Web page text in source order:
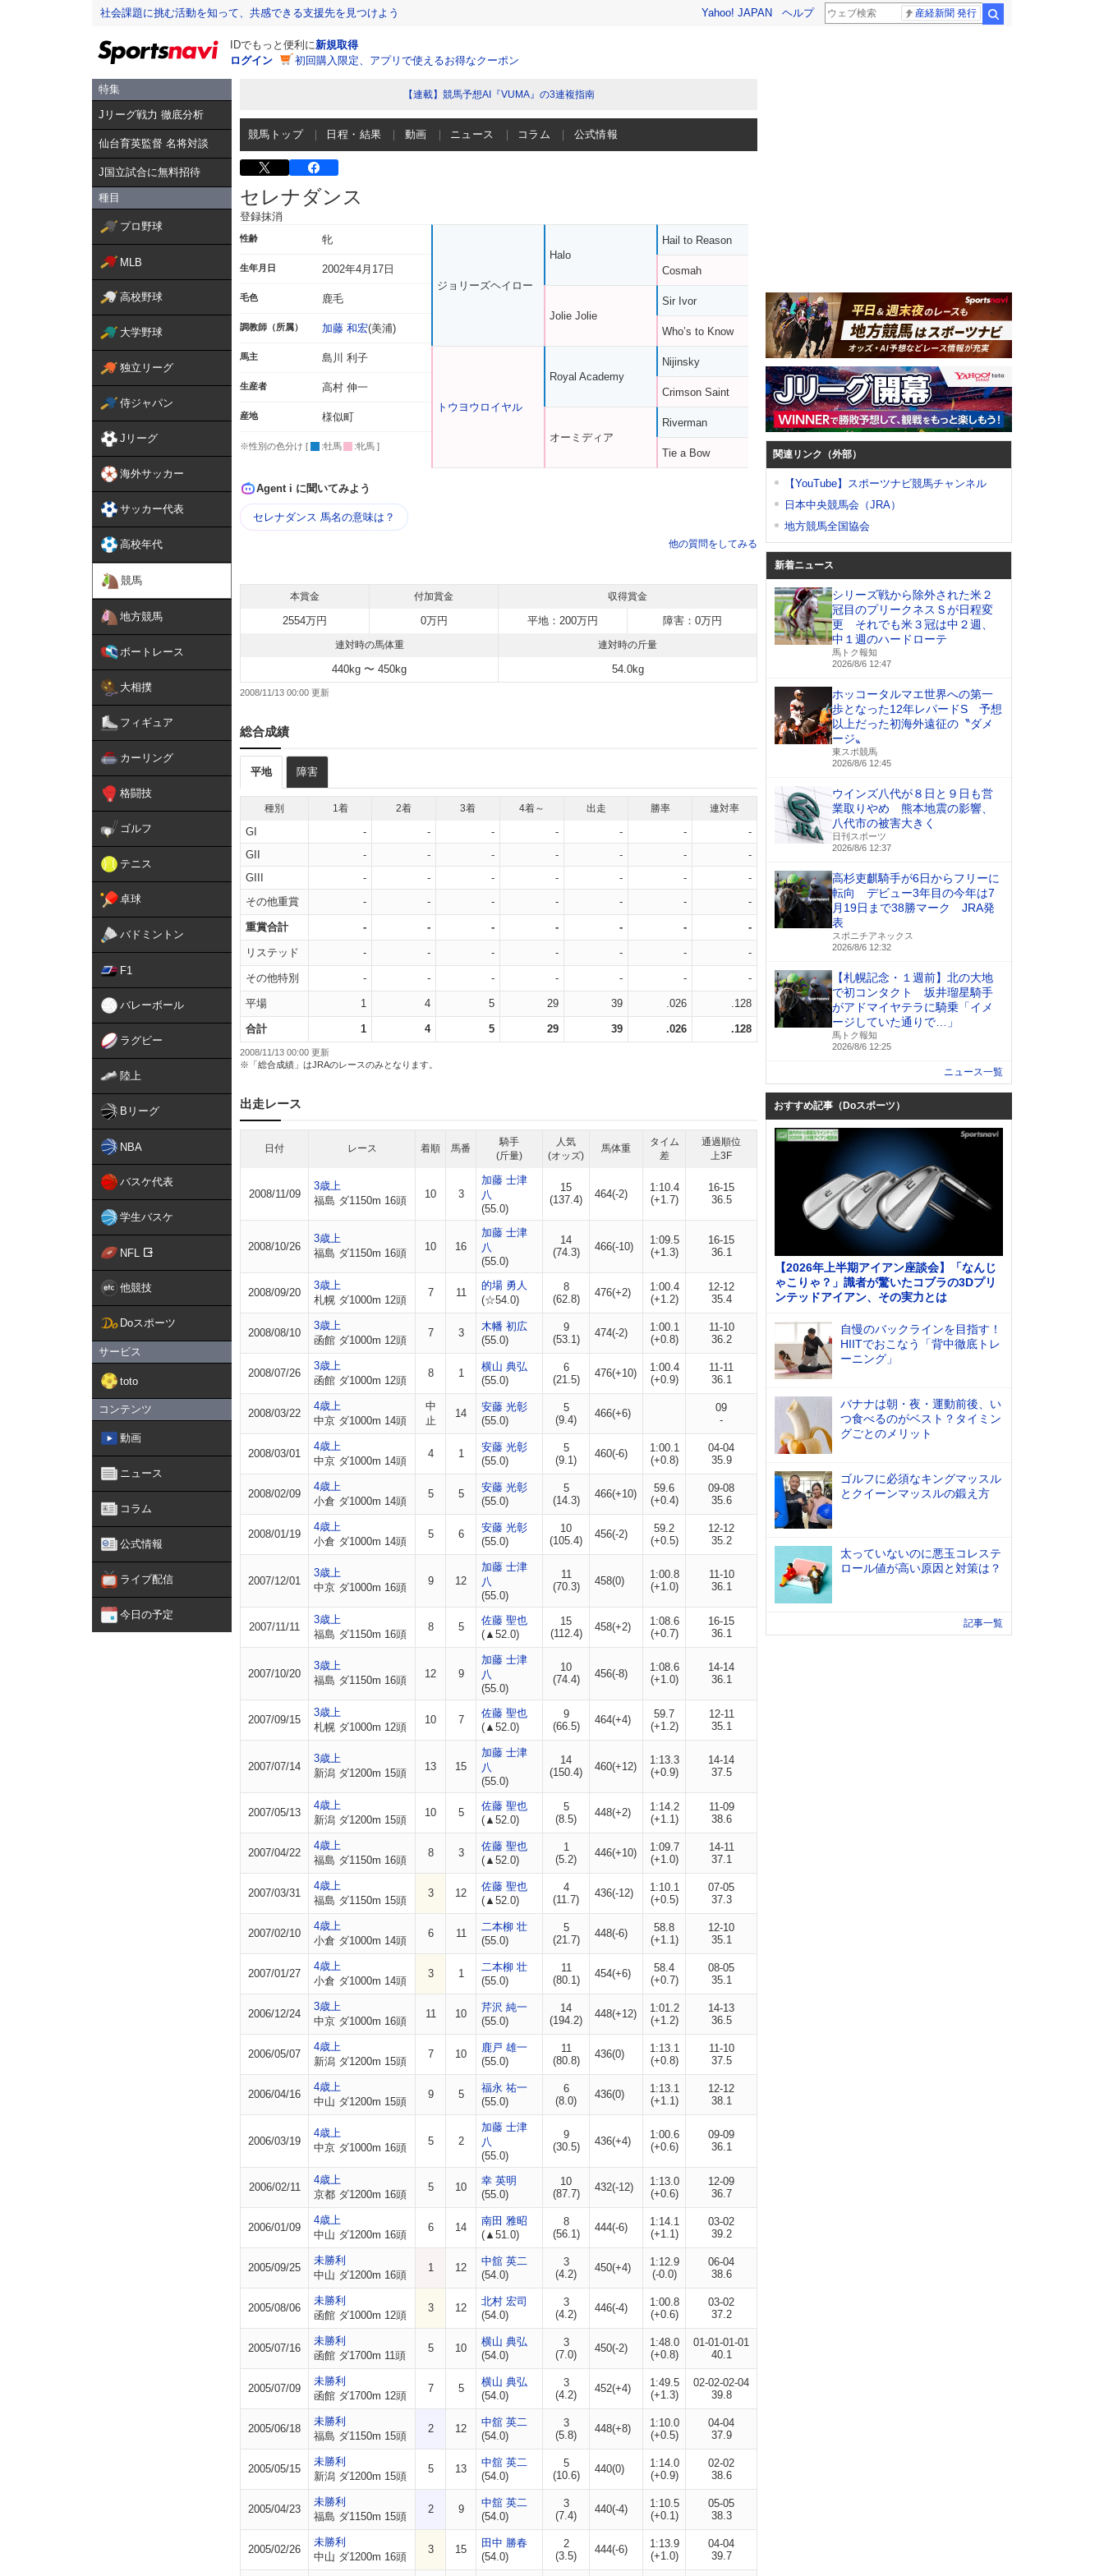
社会課題に挑む活動を知って、共感できる支援先を見つけよう Yahoo! JAPAN ヘルプ 産経新聞 発行
IDでもっと便利に新規取得
ログイン
初回購入限定、アプリで使えるお得なクーポン
特集
Jリーグ戦力 徹底分析
仙台育英監督 名将対談
J国立試合に無料招待
種目
プロ野球
MLB
高校野球
大学野球
独立リーグ
侍ジャパン
Jリーグ
海外サッカー
サッカー代表
高校年代
競馬
地方競馬
ボートレース
大相撲
フィギュア
カーリング
格闘技
ゴルフ
テニス
卓球
バドミントン
F1
バレーボール
ラグビー
陸上
Bリーグ
NBA
バスケ代表
学生バスケ
NFL
他競技
Doスポーツ
サービス
toto
コンテンツ
動画
ニュース
コラム
公式情報
ライブ配信
今日の予定
【連載】競馬予想AI『VUMA』の3連複指南
競馬トップ 日程・結果 動画 ニュース コラム 公式情報
セレナダンス
登録抹消
性齢 牝
生年月日 2002年4月17日
毛色 鹿毛
調教師（所属） 加藤 和宏(美浦)
馬主 島川 利子
生産者 高村 伸一
産地 様似町
※性別の色分け [ :牡馬 :牝馬 ]
ジョリーズヘイロー
トウヨウロイヤル
Halo
Jolie Jolie
Royal Academy
オーミディア
Hail to Reason
Cosmah
Sir Ivor
Who’s to Know
Nijinsky
Crimson Saint
Riverman
Tie a Bow
Agent i に聞いてみよう
セレナダンス 馬名の意味は？
他の質問をしてみる
本賞金 付加賞金 収得賞金
2554万円 0万円 平地：200万円 障害：0万円
連対時の馬体重 連対時の斤量
440kg 〜 450kg 54.0kg
2008/11/13 00:00
総合成績
平地 障害
種別 1着 2着 3着 4着～ 出走 勝率 連対率
GI - - - - - -
-
GII
- - - - - -
-
GIII
- - - - - -
-
その他重賞
- - - - - - -
重賞合計 - - - - - - -
リステッド - - - - - - -
その他特別 - - - - - - -
平場 1 4 5 29 39 .026 .128
合計 1 4 5 29 39 .026 .128
2008/11/13 00:00 更新
※「総合成績」はJRAのレースのみとなります。
出走レース
日付 レース 着順 馬番
騎手
(斤量)
人気
(オッズ)
馬体重
タイム
差
通過順位
上3F
2008/11/09
3歳上
福島 ダ1150m 16頭
10 3
加藤 士津
八
(55.0)
15
(137.4)
464(-2)
1:10.4
(+1.7)
16-15
36.5
2008/10/26
3歳上
福島 ダ1150m 16頭
10 16
加藤 士津
八
(55.0)
14
(74.3)
466(-10)
1:09.5
(+1.3)
16-15
36.1
2008/09/20
3歳上
札幌 ダ1000m 12頭
7 11
的場 勇人
(☆54.0)
8
(62.8)
476(+2)
1:00.4
(+1.2)
12-12
35.4
2008/08/10
3歳上
函館 ダ1000m 12頭
7 3
木幡 初広
(55.0)
9
(53.1)
474(-2)
1:00.1
(+0.8)
11-10
36.2
2008/07/26
3歳上
函館 ダ1000m 12頭
8 1
横山 典弘
(55.0)
6
(21.5)
476(+10)
1:00.4
(+0.9)
11-11
36.1
2008/03/22
4歳上
中京 ダ1000m 14頭
中
止
14
安藤 光彰
(55.0)
5
(9.4)
466(+6)
09
-
2008/03/01
4歳上
中京 ダ1000m 14頭
4 1
安藤 光彰
(55.0)
5
(9.1)
460(-6)
1:00.1
(+0.8)
04-04
35.9
2008/02/09
4歳上
小倉 ダ1000m 14頭
5 5
安藤 光彰
(55.0)
5
(14.3)
466(+10)
59.6
(+0.4)
09-08
35.6
2008/01/19
4歳上
小倉 ダ1000m 14頭
5 6
安藤 光彰
(55.0)
10
(105.4)
456(-2)
59.2
(+0.5)
12-12
35.2
2007/12/01
3歳上
中京 ダ1000m 16頭
9 12
加藤 士津
八
(55.0)
11
(70.3)
458(0)
1:00.8
(+1.0)
11-10
36.1
2007/11/11
3歳上
福島 ダ1150m 16頭
8 5
佐藤 聖也
(▲52.0)
15
(112.4)
458(+2)
1:08.6
(+0.7)
16-15
36.1
2007/10/20
3歳上
福島 ダ1150m 16頭
12 9
加藤 士津
八
(55.0)
10
(74.4)
456(-8)
1:08.6
(+1.0)
14-14
36.1
2007/09/15
3歳上
札幌 ダ1000m 12頭
10 7
佐藤 聖也
(▲52.0)
9
(66.5)
464(+4)
59.7
(+1.2)
12-11
35.1
2007/07/14
3歳上
新潟 ダ1200m 15頭
13 15
加藤 士津
八
(55.0)
14
(150.4)
460(+12)
1:13.3
(+0.9)
14-14
37.5
2007/05/13
4歳上
新潟 ダ1200m 15頭
10 5
佐藤 聖也
(▲52.0)
5
(8.5)
448(+2)
1:14.2
(+1.1)
11-09
38.6
2007/04/22
4歳上
福島 ダ1150m 16頭
8 3
佐藤 聖也
(▲52.0)
1
(5.2)
446(+10)
1:09.7
(+1.0)
14-11
37.1
2007/03/31
4歳上
福島 ダ1150m 15頭
3 12
佐藤 聖也
(▲52.0)
4
(11.7)
436(-12)
1:10.1
(+0.5)
07-05
37.3
2007/02/10
4歳上
小倉 ダ1000m 14頭
6 11
二本柳 壮
(55.0)
5
(21.7)
448(-6)
58.8
(+1.1)
12-10
35.1
2007/01/27
4歳上
小倉 ダ1000m 14頭
3 1
二本柳 壮
(55.0)
11
(80.1)
454(+6)
58.4
(+0.7)
08-05
35.1
2006/12/24
3歳上
中京 ダ1000m 16頭
11 10
芹沢 純一
(55.0)
14
(194.2)
448(+12)
1:01.2
(+1.2)
14-13
36.5
2006/05/07
4歳上
新潟 ダ1200m 15頭
7 10
鹿戸 雄一
(55.0)
11
(80.8)
436(0)
1:13.1
(+0.8)
11-10
37.5
2006/04/16
4歳上
中山 ダ1200m 15頭
9 5
福永 祐一
(55.0)
6
(8.0)
436(0)
1:13.1
(+1.1)
12-12
38.1
2006/03/19
4歳上
中京 ダ1000m 16頭
5 2
加藤 士津
八
(55.0)
9
(30.5)
436(+4)
1:00.6
(+0.6)
09-09
36.1
2006/02/11
4歳上
京都 ダ1200m 16頭
5 10
幸 英明
(55.0)
10
(87.7)
432(-12)
1:13.0
(+0.6)
12-09
36.7
2006/01/09
4歳上
中山 ダ1200m 16頭
6 14
南田 雅昭
(▲51.0)
8
(56.1)
444(-6)
1:14.1
(+1.1)
03-02
39.2
2005/09/25
未勝利
中山 ダ1200m 16頭
1 12
中舘 英二
(54.0)
3
(4.2)
450(+4)
1:12.9
(-0.0)
06-04
38.6
2005/08/06
未勝利
函館 ダ1000m 12頭
3 12
北村 宏司
(54.0)
3
(4.2)
446(-4)
1:00.8
(+0.6)
03-02
37.2
2005/07/16
未勝利
函館 ダ1700m 11頭
5 10
横山 典弘
(54.0)
3
(7.0)
450(-2)
1:48.0
(+0.8)
01-01-01-01
40.1
2005/07/09
未勝利
函館 ダ1700m 12頭
7 5
横山 典弘
(54.0)
3
(4.2)
452(+4)
1:49.5
(+1.3)
02-02-02-04
39.8
2005/06/18
未勝利
福島 ダ1150m 15頭
2 12
中舘 英二
(54.0)
3
(5.8)
448(+8)
1:10.0
(+0.5)
04-04
37.9
2005/05/15
未勝利
新潟 ダ1200m 15頭
5 13
中舘 英二
(54.0)
5
(10.6)
440(0)
1:14.0
(+0.9)
02-02
38.6
2005/04/23
未勝利
福島 ダ1150m 15頭
2 9
中舘 英二
(54.0)
3
(7.4)
440(-4)
1:10.5
(+0.1)
05-05
38.3
2005/02/26
未勝利
中山 ダ1200m 16頭
3 15
田中 勝春
(54.0)
2
(3.5)
444(-6)
1:13.9
(+1.0)
04-04
39.7
関連リンク（外部）
【YouTube】スポーツナビ競馬チャンネル
日本中央競馬会（JRA）
地方競馬全国協会
新着ニュース
シリーズ戦から除外された米２
冠目のプリークネスＳが日程変
更 それでも米３冠は中２週、
中１週のハードローテ
馬トク報知
2026/8/6 12:47
ホッコータルマエ世界への第一
歩となった12年レパードS 予想
以上だった初海外遠征の〝ダメ
ージ〟
東スポ競馬
2026/8/6 12:45
ウインズ八代が８日と９日も営
業取りやめ 熊本地震の影響、
八代市の被害大きく
日刊スポーツ
2026/8/6 12:37
高杉吏麒騎手が6日からフリーに
転向 デビュー3年目の今年は7
月19日まで38勝マーク JRA発
表
スポニチアネックス
2026/8/6 12:32
【札幌記念・１週前】北の大地
で初コンタクト 坂井瑠星騎手
がアドマイヤテラに騎乗「イメ
ージしていた通りで…」
馬トク報知
2026/8/6 12:25
ニュース一覧
おすすめ記事（Doスポーツ）
【2026年上半期アイアン座談会】「なんじ
ゃこりゃ？」識者が驚いたコブラの3Dプリ
ンテッドアイアン、その実力とは
自慢のバックラインを目指す！
HIITでおこなう「背中徹底トレ
ーニング」
バナナは朝・夜・運動前後、い
つ食べるのがベスト？タイミン
グごとのメリット
ゴルフに必須なキングマッスル
とクイーンマッスルの鍛え方
太っていないのに悪玉コレステ
ロール値が高い原因と対策は？
記事一覧